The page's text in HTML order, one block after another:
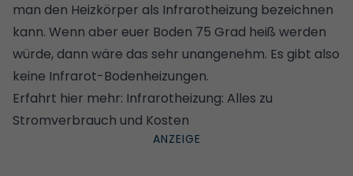
man den Heizkörper als Infrarotheizung bezeichnen
kann. Wenn aber euer Boden 75 Grad heiß werden
würde, dann wäre das sehr unangenehm. Es gibt also
keine Infrarot-Bodenheizungen.
Erfahrt hier mehr: Infrarotheizung: Alles zu
Stromverbrauch und Kosten